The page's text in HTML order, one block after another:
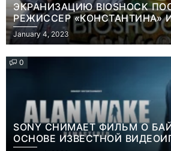
ЭКРАНИЗАЦИЮ BIOSHOCK
РЕЖИССЕР «КОНСТАНТИНА»
ИГР»
January 4, 2023
0
SONY СНИМАЕТ ФИЛЬМ О
ОСНОВЕ ИЗВЕСТНОЙ
Игры